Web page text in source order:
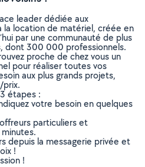
leader dédiée aux
location de matériel, créée en
par une communauté de plus
dont 300 000 professionnels.
proche de chez vous un
pour réaliser toutes vos
aux plus grands projets,
prix.
étapes :
votre besoin en quelques
particuliers et
depuis la messagerie privée et
!
!